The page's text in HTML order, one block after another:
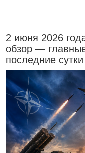
2 июня 2026
обзор —
последние сутки